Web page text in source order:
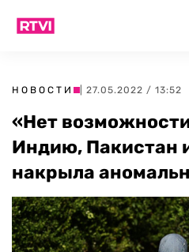
НОВОСТИ | 27.05.2022 / 13:52
«Нет
Индию, Пакистан
накрыла